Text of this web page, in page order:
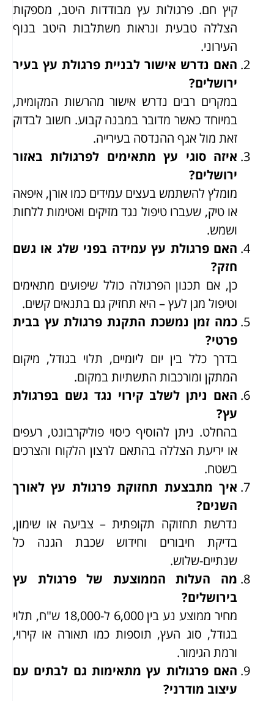
קיץ חם. פרגולות עץ מבודדות היטב, מספקות
הצללה טבעית ונראות משתלבות היטב בנוף
העירוני.
האם נדרש אישור לבניית פרגולת עץ בעיר
ירושלים?
במקרים רבים נדרש אישור מהרשות המקומית,
במיוחד כאשר מדובר במבנה קבוע. חשוב לבדוק
זאת מול אגף ההנדסה בעירייה.
איזה סוגי עץ מתאימים לפרגולות באזור
ירושלים?
מומלץ להשתמש בעצים עמידים כמו אורן, איפאה
או טיק, שעברו טיפול נגד מזיקים ואטימות ללחות
ושמש.
האם פרגולת עץ עמידה בפני שלג או גשם
חזק?
כן, אם תכנון הפרגולה כולל שיפועים מתאימים
וטיפול מגן לעץ – היא תחזיק גם בתנאים קשים.
כמה זמן נמשכת התקנת פרגולת עץ בבית
פרטי?
בדרך כלל בין יום ליומיים, תלוי בגודל, מיקום
המתקן ומורכבות התשתיות במקום.
האם ניתן לשלב קירוי נגד גשם בפרגולת
עץ?
בהחלט. ניתן להוסיף כיסוי פוליקרבונט, רעפים
או יריעת הצללה בהתאם לרצון הלקוח והצרכים
בשטח.
איך מתבצעת תחזוקת פרגולת עץ לאורך
השנים?
נדרשת תחזוקה תקופתית – צביעה או שימון,
בדיקת חיבורים וחידוש שכבת הגנה כל
שנתיים-שלוש.
מה העלות הממוצעת של פרגולת עץ
בירושלים?
מחיר ממוצע נע בין 6,000 ל-18,000 ש"ח, תלוי
בגודל, סוג העץ, תוספות כמו תאורה או קירוי,
ורמת הגימור.
האם פרגולות עץ מתאימות גם לבתים עם
עיצוב מודרני?